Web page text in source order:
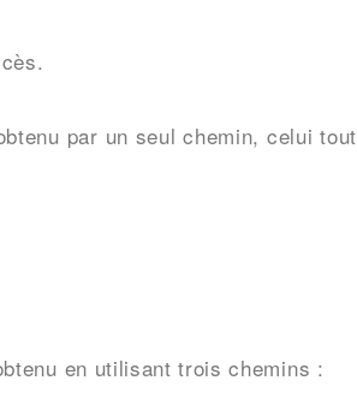
par un seul chemin, celui tout
en utilisant trois chemins :